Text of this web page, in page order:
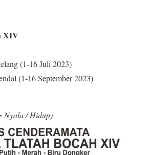
XIV
(1-16 Juli 2023)
(1-16 September 2023)
/ Hidup)